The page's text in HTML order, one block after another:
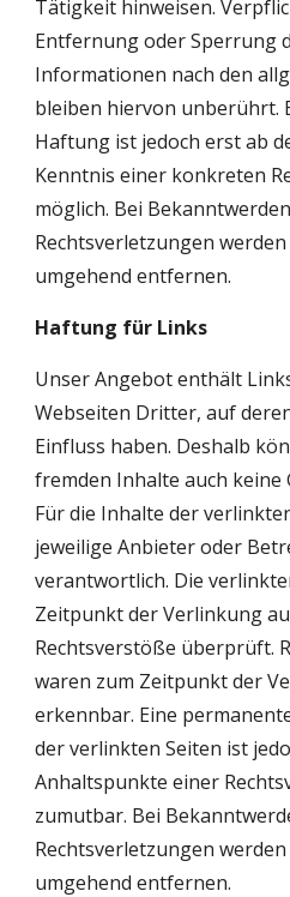
Tätigkeit hinweisen.
Entfernung oder Sperrung
Informationen nach den
bleiben hiervon unberührt.
Haftung ist jedoch erst ab
Kenntnis einer konkreten
möglich. Bei
Rechtsverletzungen
umgehend entfernen.
Haftung für Links
Unser Angebot enthält
Webseiten Dritter, auf
Einfluss haben. Deshalb
fremden Inhalte auch keine
Für die Inhalte der
jeweilige Anbieter oder
verantwortlich. Die
Zeitpunkt der Verlinkung
Rechtsverstöße überprüft.
waren zum Zeitpunkt der
erkennbar. Eine
der verlinkten Seiten ist
Anhaltspunkte einer
zumutbar. Bei
Rechtsverletzungen
umgehend entfernen.